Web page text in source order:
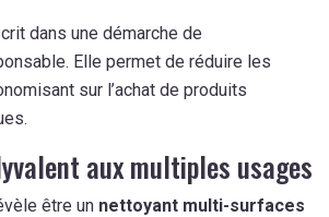
dans une démarche de
Elle permet de réduire les
sur l’achat de produits
aux multiples usages
être un nettoyant multi-surfaces